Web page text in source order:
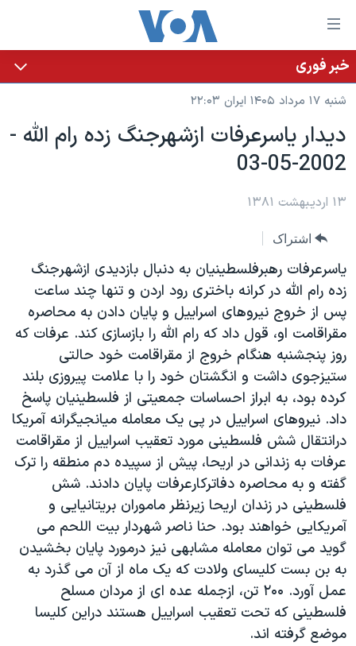
لینکهای
قابل
دسترسی
جهش
محتوای
اصلی
به
اصلی
جهش
به
جستجو
خانه
نسخه سبک وب‌سایت
موضوع ها
ایران
آمریکا
گزیده‌ها
ویژه برنامه‌ها
ویدیوها
فرهنگ و زندگی
حقوق شهروندی
اقتصادی
علم و فناوری
اسرائیل در جنگ
گالری عکس
آرشیو پخش زنده
برنامه های تلویزیونی
جدول برنامه ها
صفحه‌های ویژه
عملیات خشم حماسی
۲۵۰سالگی آمریکا
بایگانی برنامه‌های تلویزیونی
مستندها
انتخابات ریاست جمهوری آمریکا ۲۰۲۴
حمله جمهوری اسلامی به اسرائیل
رمز مهسا
ورزش زنان در ایران
اعتراضات زن، زندگی، آزادی
مجموعه مستندهای دادخواهی
تریبونال مردمی آبان ۹۸
دادگاه حمید نوری
چهل سال گروگان‌گیری
پخش رادیویی
یادگیری زبان انگلیسی
دنبال کنید
زبانهای مختلف
خبر فوری
شنبه ۱۷ مرداد ۱۴۰۵ ایران ۲۲:۰۳
ديدار ياسرعرفات ازشهرجنگ زده رام الله -
2002-05-03
۱۳ اردیبهشت ۱۳۸۱
اشتراک
ياسرعرفات رهبرفلسطينيان به دنبال بازديدی ازشهرجنگ
زده رام الله در کرانه باختری رود اردن و تنها چند ساعت
پس از خروج نيروهای اسراييل و پايان دادن به محاصره
مقراقامت او، قول داد که رام الله را بازسازی کند. عرفات که
روز پنجشنبه هنگام خروج از مقراقامت خود حالتی
ستيزجوی داشت و انگشتان خود را با علامت پيروزی بلند
کرده بود، به ابراز احساسات جمعيتی از فلسطينيان پاسخ
داد. نيروهای اسراييل در پی يک معامله ميانجيگرانه آمريکا
درانتقال شش فلسطينی مورد تعقيب اسراييل از مقراقامت
عرفات به زندانی در اريحا، پيش از سپيده دم منطقه را ترک
گفته و به محاصره دفاترکارعرفات پايان دادند. شش
فلسطينی در زندان اريحا زيرنظر ماموران بريتانيايی و
آمريکايی خواهند بود. حنا ناصر شهردار بيت اللحم می
گويد می توان معامله مشابهی نيز درمورد پايان بخشيدن
به بن بست کليسای ولادت که يک ماه از آن می گذرد به
عمل آورد. ۲۰۰ تن، ازجمله عده ای از مردان مسلح
فلسطينی که تحت تعقيب اسراييل هستند دراين کليسا
موضع گرفته اند.